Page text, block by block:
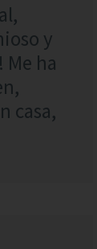
y
ha
casa,